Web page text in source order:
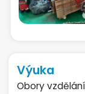
Výuka
Obory vzdělání